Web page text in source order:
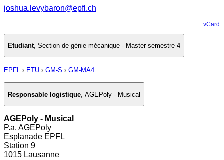
joshua.levybaron@epfl.ch
vCard
Etudiant, Section de génie mécanique - Master semestre 4
EPFL › ETU › GM-S › GM-MA4
Responsable logistique AGEPoly - Musical
AGEPoly - Musical
P.a. AGEPoly
Esplanade EPFL
Station 9
1015 Lausanne